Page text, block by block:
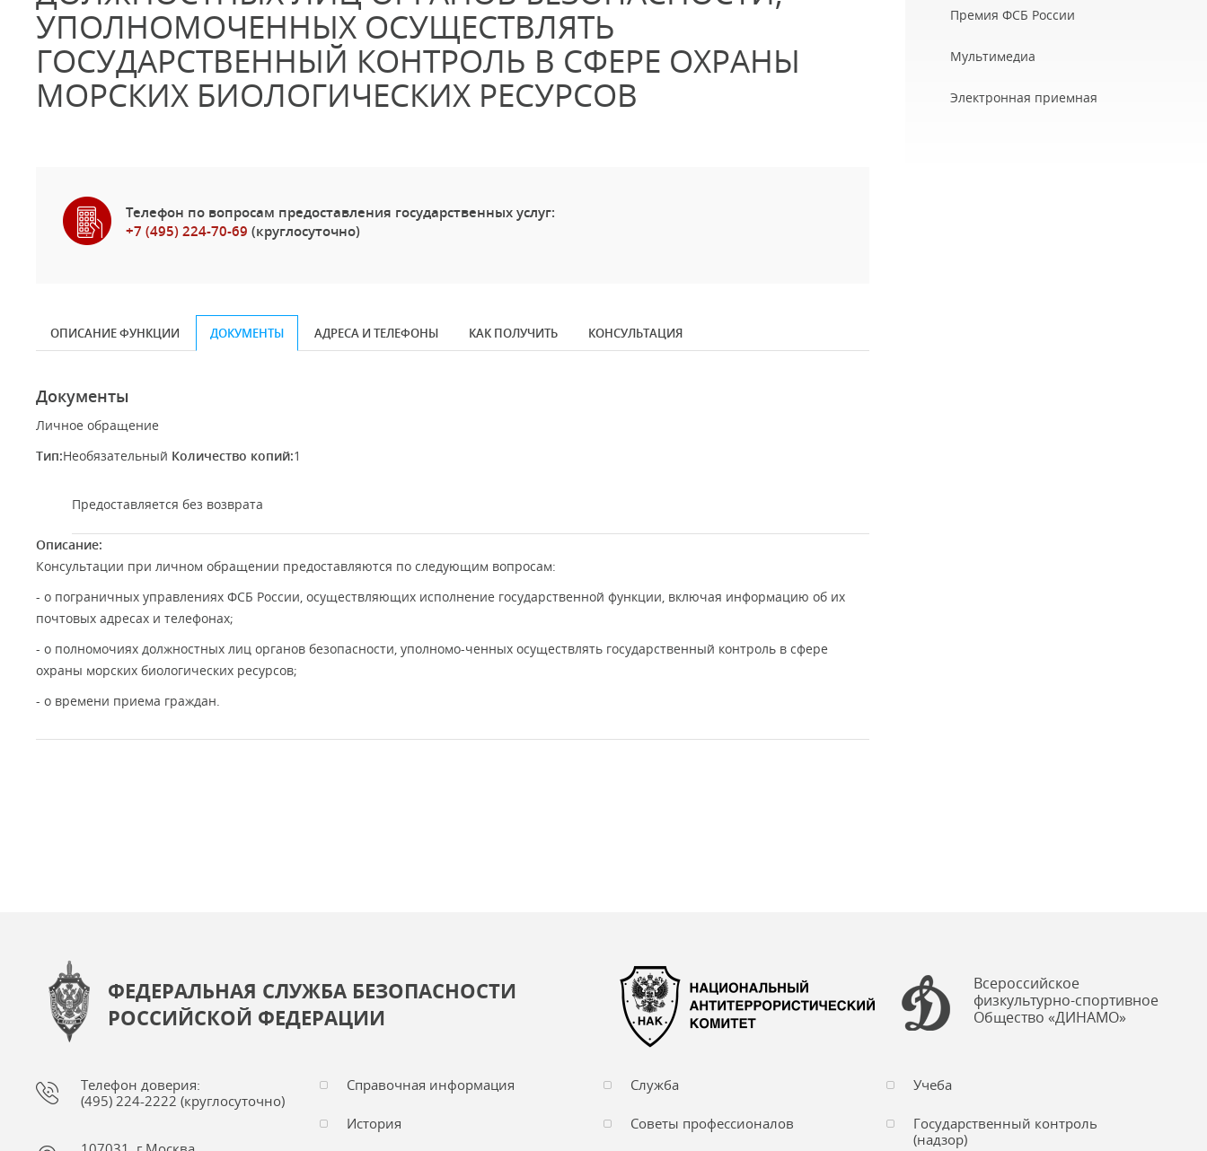
УПОЛНОМОЧЕННЫХ ОСУЩЕСТВЛЯТЬ
ГОСУДАРСТВЕННЫЙ КОНТРОЛЬ В СФЕРЕ ОХРАНЫ
МОРСКИХ БИОЛОГИЧЕСКИХ РЕСУРСОВ
Телефон по вопросам предоставления государственных услуг:
+7 (495) 224-70-69 (круглосуточно)
ОПИСАНИЕ ФУНКЦИИ ДОКУМЕНТЫ АДРЕСА И ТЕЛЕФОНЫ КАК ПОЛУЧИТЬ КОНСУЛЬТАЦИЯ
Документы
Личное обращение
Тип:Необязательный Количество копий:1
Предоставляется без возврата
Описание:
Консультации при личном обращении предоставляются по следующим вопросам:
- о пограничных управлениях ФСБ России, осуществляющих исполнение государственной функции, включая информацию об их
почтовых адресах и телефонах;
- о полномочиях должностных лиц органов безопасности, уполномо-ченных осуществлять государственный контроль в сфере
охраны морских биологических ресурсов;
- о времени приема граждан.
Премия ФСБ России
Мультимедиа
Электронная приемная
ФЕДЕРАЛЬНАЯ СЛУЖБА БЕЗОПАСНОСТИ
РОССИЙСКОЙ ФЕДЕРАЦИИ
Всероссийское
физкультурно-спортивное
Общество «ДИНАМО»
Телефон доверия:
(495) 224-2222 (круглосуточно)
Справочная информация Служба Учеба
История Советы профессионалов
Государственный контроль
(надзор)